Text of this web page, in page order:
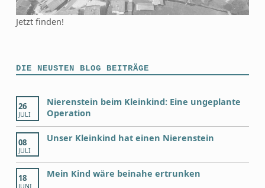
Jetzt finden!
DIE NEUSTEN BLOG BEITRÄGE
26
JULI
Nierenstein beim Kleinkind: Eine ungeplante
Operation
08
JULI
Unser Kleinkind hat einen Nierenstein
18 Mein Kind wäre beinahe ertrunken